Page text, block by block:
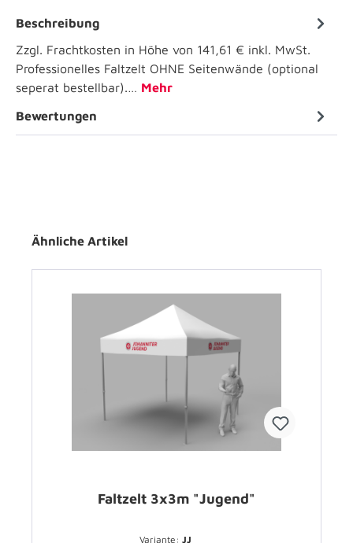
Beschreibung
Zzgl. Frachtkosten in Höhe von 141,61 € inkl. MwSt.
Professionelles Faltzelt OHNE Seitenwände (optional
seperat bestellbar).… Mehr
Bewertungen
Ähnliche Artikel
Faltzelt 3x3m "Jugend"
Variante: JJ